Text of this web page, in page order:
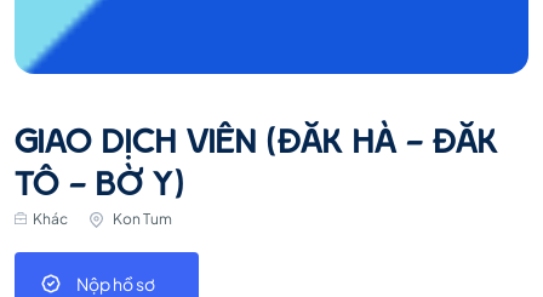
GIAO DỊCH VIÊN (ĐĂK HÀ - ĐĂK
TÔ - BỜ Y)
Khác Kon Tum
Nộp hồ sơ